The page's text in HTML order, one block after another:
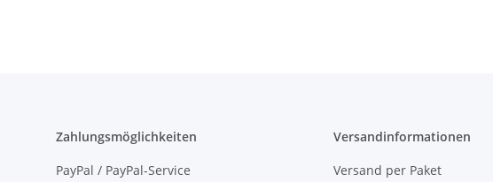
Zahlungsmöglichkeiten
PayPal / PayPal-Service
Versandinformationen
Versand per Paket